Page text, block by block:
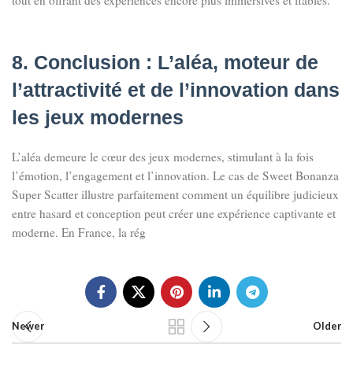
8. Conclusion : L’aléa, moteur de
l’attractivité et de l’innovation dans
les jeux modernes
L’aléa demeure le cœur des jeux modernes, stimulant à la fois
l’émotion, l’engagement et l’innovation. Le cas de Sweet Bonanza
Super Scatter illustre parfaitement comment un équilibre judicieux
entre hasard et conception peut créer une expérience captivante et
moderne. En France, la rég
Newer Older